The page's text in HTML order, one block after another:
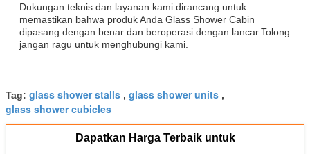
Dukungan teknis dan layanan kami dirancang untuk
memastikan bahwa produk Anda Glass Shower Cabin
dipasang dengan benar dan beroperasi dengan lancar.Tolong
jangan ragu untuk menghubungi kami.
Tag: glass shower stalls , glass shower units ,
glass shower cubicles
Dapatkan Harga Terbaik untuk